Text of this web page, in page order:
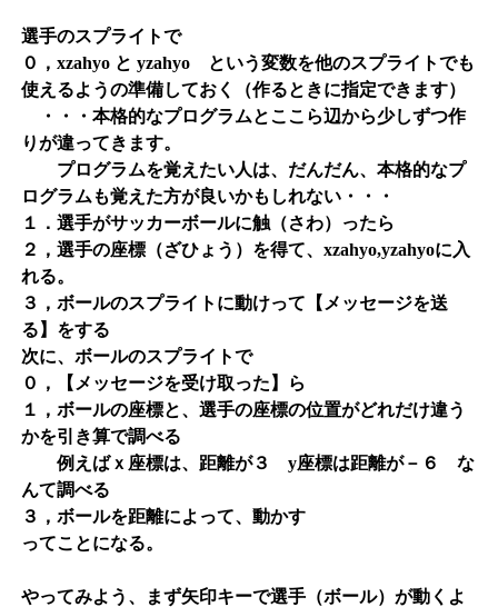
選手のスプライトで
０，xzahyo と yzahyo という変数を他のスプライトでも
使えるようの準備しておく（作るときに指定できます）
・・・本格的なプログラムとここら辺から少しずつ作
りが違ってきます。
プログラムを覚えたい人は、だんだん、本格的なプ
ログラムも覚えた方が良いかもしれない・・・
１．選手がサッカーボールに触（さわ）ったら
２，選手の座標（ざひょう）を得て、xzahyo,yzahyoに入
れる。
３，ボールのスプライトに動けって【メッセージを送
る】をする
次に、ボールのスプライトで
０，【メッセージを受け取った】ら
１，ボールの座標と、選手の座標の位置がどれだけ違う
かを引き算で調べる
例えばｘ座標は、距離が３ y座標は距離が－６ な
んて調べる
３，ボールを距離によって、動かす
ってことになる。
やってみよう、まず矢印キーで選手（ボール）が動くよ